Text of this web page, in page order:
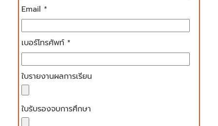
Email *
เบอร์โทรศัพท์ *
ใบรายงานผลการเรียน
ใบรับรองจบการศึกษา